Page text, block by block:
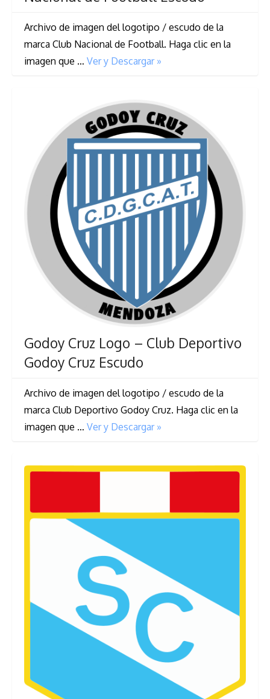
Archivo de imagen del logotipo / escudo de la
marca Club Nacional de Football. Haga clic en la
imagen que … Ver y Descargar »
Godoy Cruz Logo – Club Deportivo
Godoy Cruz Escudo
Archivo de imagen del logotipo / escudo de la
marca Club Deportivo Godoy Cruz. Haga clic en la
imagen que … Ver y Descargar »